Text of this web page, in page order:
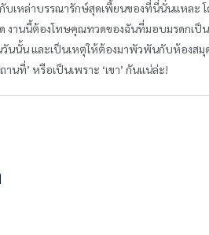
บเหล่าบรรณารักษ์สุดเพี้ยนของที่นี่นั่นแหละ
งานนี้ต้องโทษคุณทวดของฉันที่มอบมรดกเป็
วันนั้น และเป็นเหตุให้ต้องมาพัวพันกับห้องส
านที่’ หรือเป็นเพราะ ‘เขา’ กันแน่ล่ะ!